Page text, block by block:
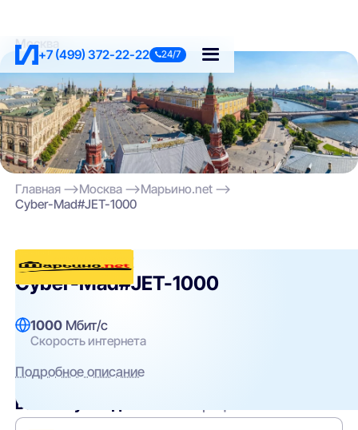
+7 (499) 372-22-22 24/7
Москва
Главная Москва
Марьино.net
Cyber-Mad#JET-1000
Марьино.net
Cyber-Mad#JET-1000
1000 Мбит/с
Скорость интернета
Подробное описание
Вам могут подойти